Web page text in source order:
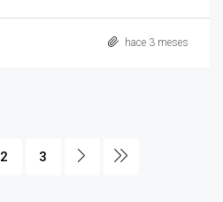
hace 3 meses
2 3